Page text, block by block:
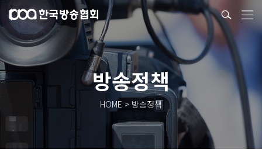
방송정책
HOME > 방송정책